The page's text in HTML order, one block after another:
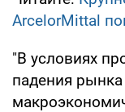
ArcelorMittal
"В условиях
падения